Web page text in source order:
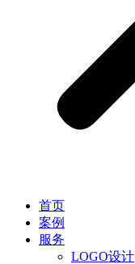
首页
案例
服务
LOGO设计